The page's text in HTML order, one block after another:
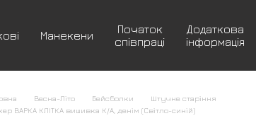
Манекени
Початок
співпраці
Додаткова
інформація
Весна-Літо Бейсболки
Штучне старіння
ВАРКА КЛІТКА вишивка К/А, денім (Світло-синій)